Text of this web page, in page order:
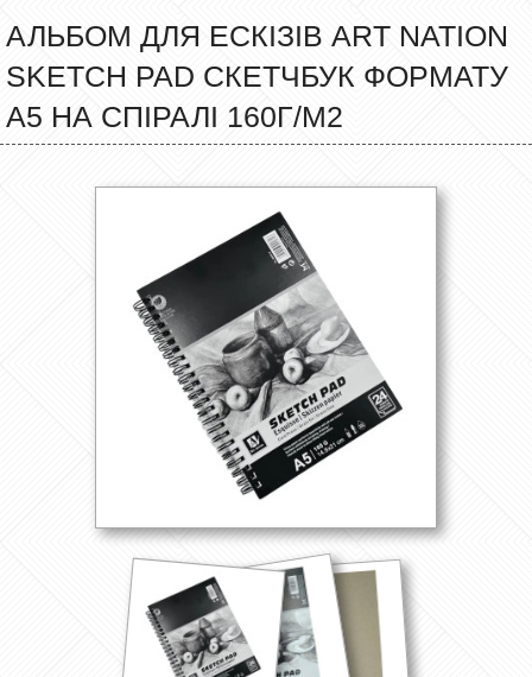
АЛЬБОМ ДЛЯ ЕСКІЗІВ ART NATION
SKETCH PAD СКЕТЧБУК ФОРМАТУ
А5 НА СПІРАЛІ 160Г/М2